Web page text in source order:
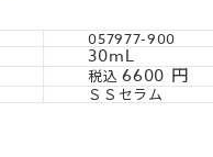
057977-900
30mL
税込 6600
ＳＳセラム